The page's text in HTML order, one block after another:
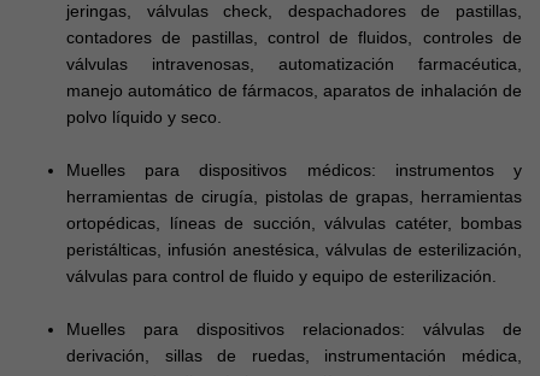
jeringas, válvulas check, despachadores de pastillas,
contadores de pastillas, control de fluidos, controles de
válvulas intravenosas, automatización farmacéutica,
manejo automático de fármacos, aparatos de inhalación de
polvo líquido y seco.
Muelles para dispositivos médicos: instrumentos y
herramientas de cirugía, pistolas de grapas, herramientas
ortopédicas, líneas de succión, válvulas catéter, bombas
peristálticas, infusión anestésica, válvulas de esterilización,
válvulas para control de fluido y equipo de esterilización.
Muelles para dispositivos relacionados: válvulas de
derivación, sillas de ruedas, instrumentación médica,